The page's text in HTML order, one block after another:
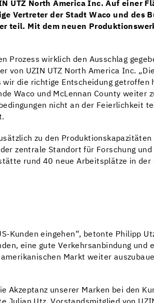
UTZ North America Inc. Auf einer
Vertreter der Stadt Waco und des
teil. Mit dem neuen
Prozess wirklich den Ausschlag
von UZIN UTZ North America Inc.
die richtige Entscheidung getroffen
Waco und McLennan County weiter
nicht an der Feierlichkeit
zu den Produktionskapazitäten
zentrale Standort für Forschung und
rund 40 neue Arbeitsplätze in der
Kunden eingehen“, betonte Philipp
eine gute Verkehrsanbindung und
Markt weiter
Akzeptanz unserer Marken bei den